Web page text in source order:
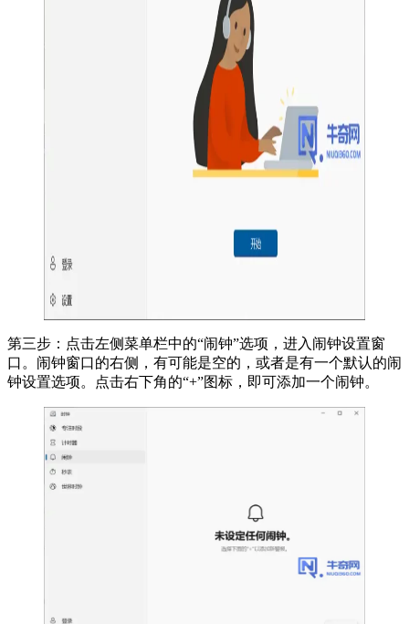
第三步：点击左侧菜单栏中的“闹钟”选项，进入闹钟设置窗
口。闹钟窗口的右侧，有可能是空的，或者是有一个默认的闹
钟设置选项。点击右下角的“+”图标，即可添加一个闹钟。